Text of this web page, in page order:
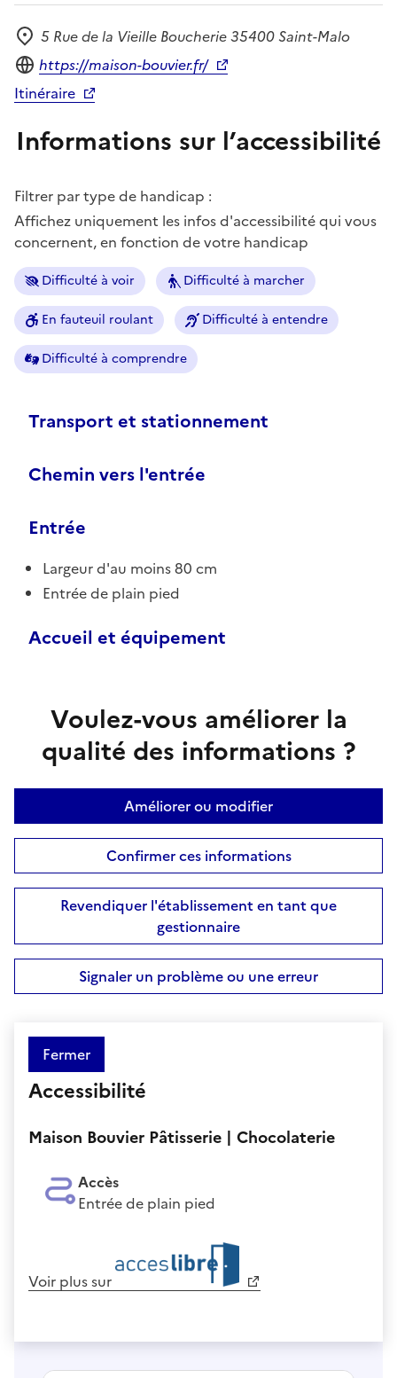
Adresse
5 Rue de la Vieille Boucherie 35400 Saint-Malo
Site internet
https://maison-bouvier.fr/
Itinéraire
Informations sur l’accessibilité
Filtrer par type de handicap :
Affichez uniquement les infos d'accessibilité qui vous
concernent, en fonction de votre handicap
Difficulté à voir Difficulté à marcher
En fauteuil roulant Difficulté à entendre
Difficulté à comprendre
Transport et stationnement
Chemin vers l'entrée
Entrée
Largeur d'au moins 80 cm
Entrée de plain pied
Accueil et équipement
Voulez-vous améliorer la
qualité des informations ?
Améliorer ou modifier
Confirmer ces informations
Revendiquer l'établissement en tant que
gestionnaire
Signaler un problème ou une erreur
Fermer
Accessibilité
Maison Bouvier Pâtisserie | Chocolaterie
Accès
Entrée de plain pied
Voir plus sur